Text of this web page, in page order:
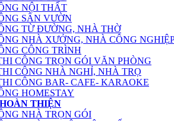
NỘI THẤT
SÂN VƯỜN
TỪ ĐƯỜNG, NHÀ THỜ
NHÀ XƯỞNG, NHÀ CÔNG
CÔNG TRÌNH
CÔNG TRỌN GÓI VĂN PHÒNG
CÔNG NHÀ NGHỈ, NHÀ TRỌ
CÔNG BAR- CAFE- KARAOKE
HOMESTAY
THIỆN
NHÀ TRỌN GÓI